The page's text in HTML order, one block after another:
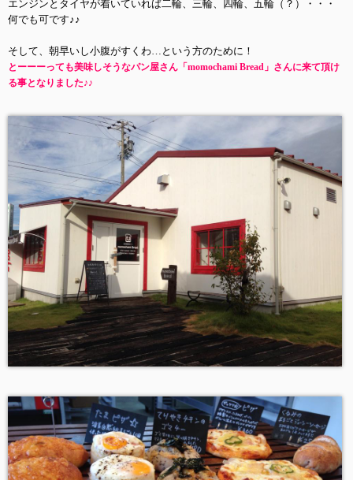
エンジンとタイヤが着いていれば二輪、三輪、四輪、五輪（？）・・・
何でも可です♪♪
そして、朝早いし小腹がすくわ…という方のために！
とーーーっても美味しそうなパン屋さん「momochami Bread」さんに来て頂け
る事となりました♪♪